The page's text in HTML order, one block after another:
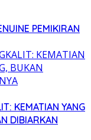
PEMIKIRAN
KEMATIAN YANG
DIBIARKAN